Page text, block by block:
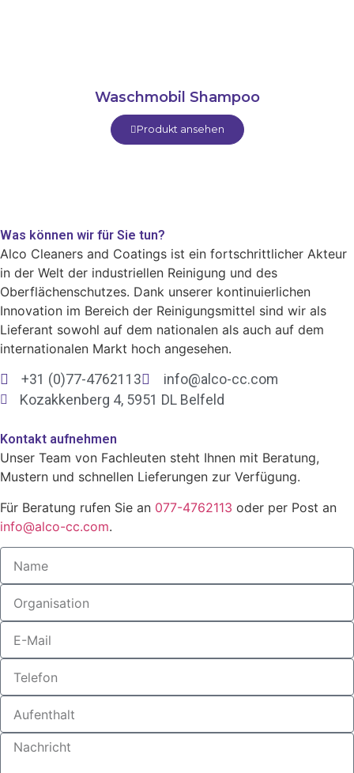
Waschmobil Shampoo
Produkt ansehen
Was können wir für Sie tun?
Alco Cleaners and Coatings ist ein fortschrittlicher Akteur
in der Welt der industriellen Reinigung und des
Oberflächenschutzes. Dank unserer kontinuierlichen
Innovation im Bereich der Reinigungsmittel sind wir als
Lieferant sowohl auf dem nationalen als auch auf dem
internationalen Markt hoch angesehen.
+31 (0)77-4762113
info@alco-cc.com
Kozakkenberg 4, 5951 DL Belfeld
Kontakt aufnehmen
Unser Team von Fachleuten steht Ihnen mit Beratung,
Mustern und schnellen Lieferungen zur Verfügung.
Für Beratung rufen Sie an 077-4762113 oder per Post an
info@alco-cc.com.